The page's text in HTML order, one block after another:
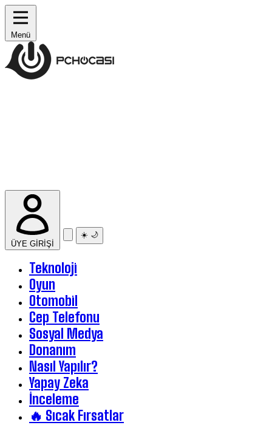
Menü
ÜYE GİRİŞİ
☀️ 🌙
Teknoloji
Oyun
Otomobil
Cep Telefonu
Sosyal Medya
Donanım
Nasıl Yapılır?
Yapay Zeka
İnceleme
🔥 Sıcak Fırsatlar